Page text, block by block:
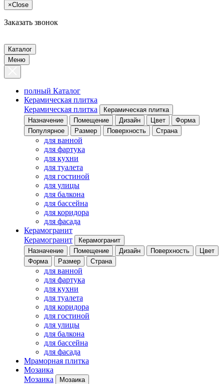
×Close
Заказать звонок
Каталог
Меню
полный Каталог
Керамическая плитка
Керамическая плитка
Керамическая плитка
Назначение
Помещение Дизайн Цвет
Форма
Популярное
Размер Поверхность Страна
для ванной
для фартука
для кухни
для туалета
для гостиной
для улицы
для балкона
для бассейна
для коридора
для фасада
Керамогранит
Керамогранит
Керамогранит
Назначение
Помещение Дизайн Поверхность
Цвет
Форма
Размер Страна
для ванной
для фартука
для кухни
для туалета
для коридора
для гостиной
для улицы
для балкона
для бассейна
для фасада
Мраморная плитка
Мозаика
Мозаика
Мозаика